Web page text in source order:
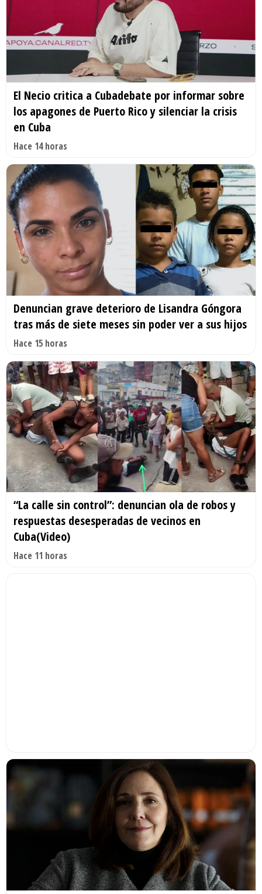
El Necio critica a Cubadebate por informar sobre
los apagones de Puerto Rico y silenciar la crisis
en Cuba
Hace 14 horas
Denuncian grave deterioro de Lisandra Góngora
tras más de siete meses sin poder ver a sus hijos
Hace 15 horas
“La calle sin control”: denuncian ola de robos y
respuestas desesperadas de vecinos en
Cuba(Video)
Hace 11 horas